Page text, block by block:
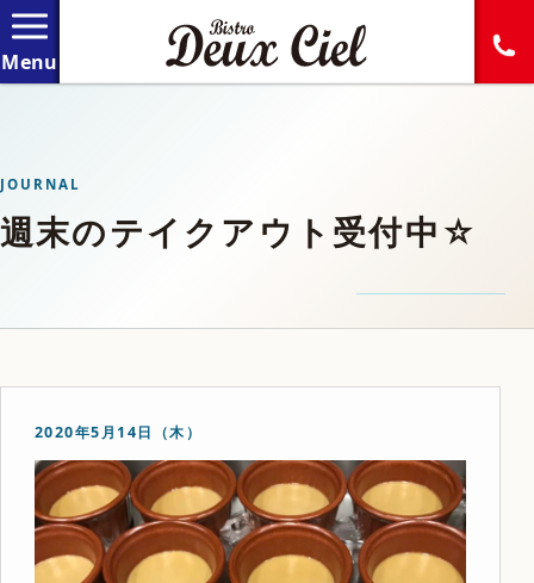
JOURNAL
週末のテイクアウト受付中☆
2020年5月14日（木）